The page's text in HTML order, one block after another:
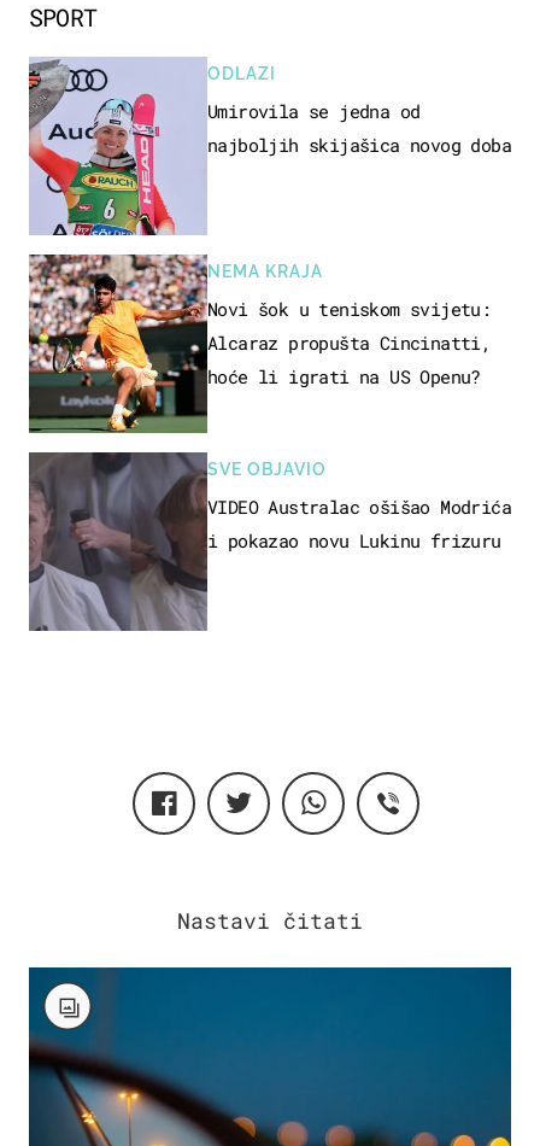
SPORT
ODLAZI
Umirovila se jedna od
najboljih skijašica novog doba
NEMA KRAJA
Novi šok u teniskom svijetu:
Alcaraz propušta Cincinatti,
hoće li igrati na US Openu?
SVE OBJAVIO
VIDEO Australac ošišao Modrića
i pokazao novu Lukinu frizuru